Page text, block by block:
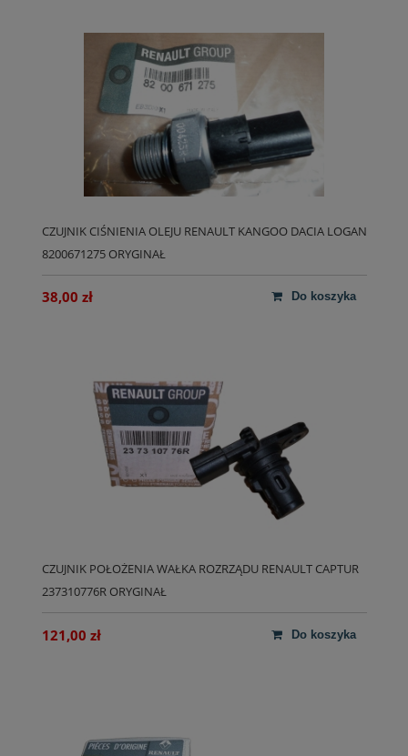
CZUJNIK CIŚNIENIA OLEJU RENAULT KANGOO DACIA LOGAN
8200671275 ORYGINAŁ
38,00 zł do koszyka
CZUJNIK POŁOŻENIA WAŁKA ROZRZĄDU RENAULT CAPTUR
237310776R ORYGINAŁ
121,00 zł do koszyka